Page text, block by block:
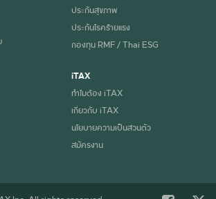
ประกันสุขภาพ
ประกันโรคร้ายแรง
กองทุน RMF / Thai ESG
iTAX
ทำไมต้อง iTAX
เกี่ยวกับ iTAX
นโยบายความเป็นส่วนตัว
สมัครงาน